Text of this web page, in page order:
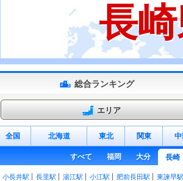
長崎
総合ランキング
エリア
全国 北海道 東北 関東 中
すべて 福岡 大分 長崎
小長井駅 長里駅 湯江駅 小江駅 肥前長田駅 東諫早駅